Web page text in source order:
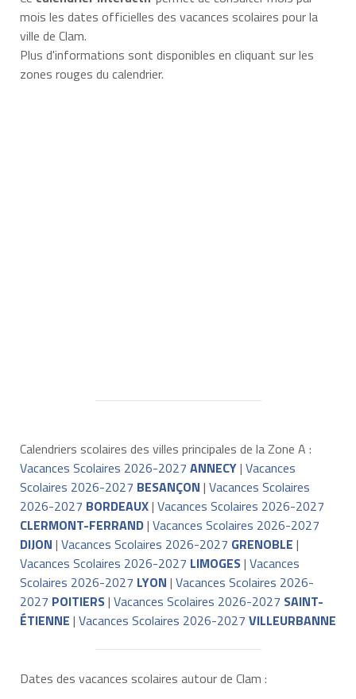
mois les dates officielles des vacances scolaires pour la
ville de Clam.
Plus d'informations sont disponibles en cliquant sur les
zones rouges du calendrier.
Calendriers scolaires des villes principales de la Zone A :
Vacances Scolaires 2026-2027 ANNECY| Vacances
Scolaires 2026-2027 BESANÇON | Vacances Scolaires
2026-2027 BORDEAUX| Vacances Scolaires 2026-2027
CLERMONT-FERRAND| Vacances Scolaires 2026-2027
DIJON | Vacances Scolaires 2026-2027 GRENOBLE |
Vacances Scolaires 2026-2027 LIMOGES| Vacances
Scolaires 2026-2027 LYON | Vacances Scolaires 2026-
2027 POITIERS| Vacances Scolaires 2026-2027 SAINT-
ÉTIENNE | Vacances Scolaires 2026-2027 VILLEURBANNE
Dates des vacances scolaires autour de Clam :